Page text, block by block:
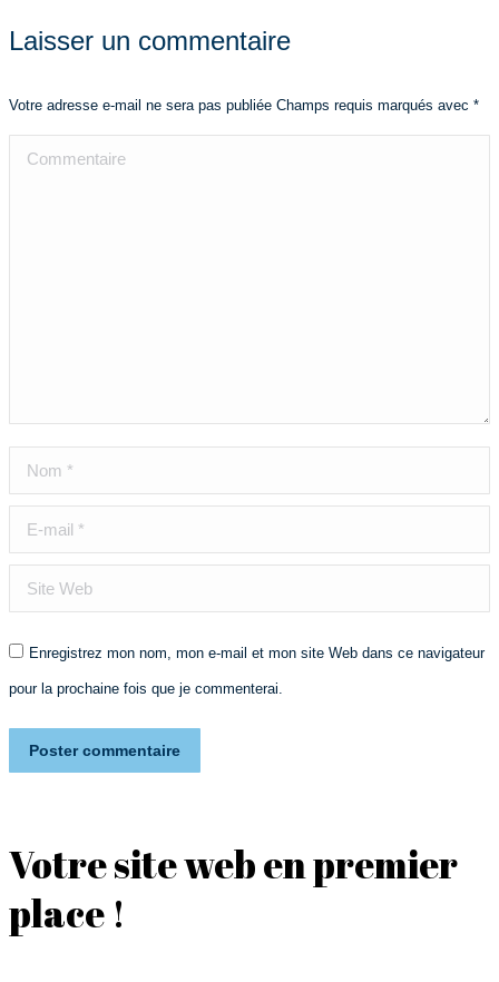
Laisser un commentaire
Votre adresse e-mail ne sera pas publiée Champs requis marqués avec *
Commentaire
Nom *
E-mail *
Site Web
Enregistrez mon nom, mon e-mail et mon site Web dans ce navigateur
pour la prochaine fois que je commenterai.
Poster commentaire
Votre site web en premier
place !